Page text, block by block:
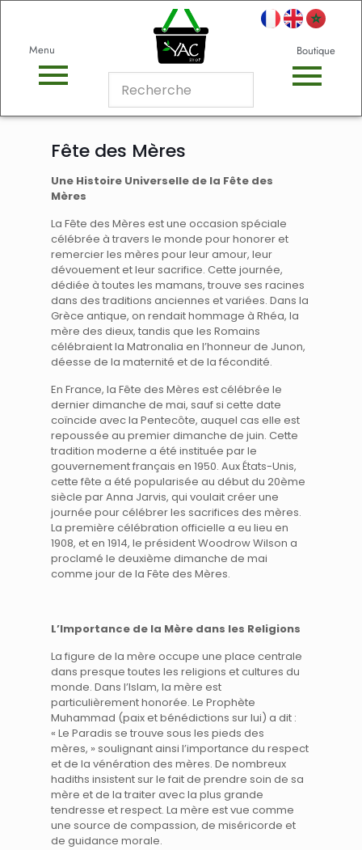
Menu Boutique
Fête des Mères
Une Histoire Universelle de la Fête des
Mères
La Fête des Mères est une occasion spéciale
célébrée à travers le monde pour honorer et
remercier les mères pour leur amour, leur
dévouement et leur sacrifice. Cette journée,
dédiée à toutes les mamans, trouve ses racines
dans des traditions anciennes et variées. Dans la
Grèce antique, on rendait hommage à Rhéa, la
mère des dieux, tandis que les Romains
célébraient la Matronalia en l’honneur de Junon,
déesse de la maternité et de la fécondité.
En France, la Fête des Mères est célébrée le
dernier dimanche de mai, sauf si cette date
coïncide avec la Pentecôte, auquel cas elle est
repoussée au premier dimanche de juin. Cette
tradition moderne a été instituée par le
gouvernement français en 1950. Aux États-Unis,
cette fête a été popularisée au début du 20ème
siècle par Anna Jarvis, qui voulait créer une
journée pour célébrer les sacrifices des mères.
La première célébration officielle a eu lieu en
1908, et en 1914, le président Woodrow Wilson a
proclamé le deuxième dimanche de mai
comme jour de la Fête des Mères.
L’Importance de la Mère dans les Religions
La figure de la mère occupe une place centrale
dans presque toutes les religions et cultures du
monde. Dans l’Islam, la mère est
particulièrement honorée. Le Prophète
Muhammad (paix et bénédictions sur lui) a dit :
« Le Paradis se trouve sous les pieds des
mères, » soulignant ainsi l’importance du respect
et de la vénération des mères. De nombreux
hadiths insistent sur le fait de prendre soin de sa
mère et de la traiter avec la plus grande
tendresse et respect. La mère est vue comme
une source de compassion, de miséricorde et
de guidance morale.